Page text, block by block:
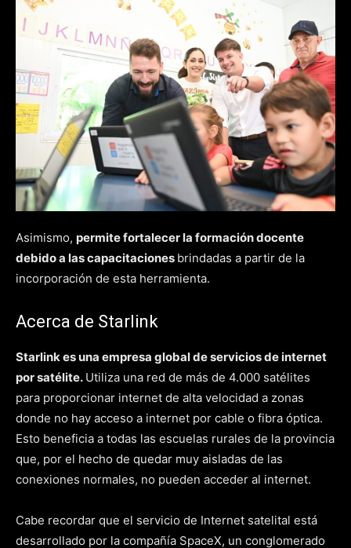
Asimismo, permite fortalecer la formación docente
debido a las capacitaciones brindadas a partir de la
incorporación de esta herramienta.
Acerca de Starlink
Starlink es una empresa global de servicios de internet
por satélite. Utiliza una red de más de 4.000 satélites
para proporcionar internet de alta velocidad a zonas
donde no hay acceso a internet por cable o fibra óptica.
Esto beneficia a todas las escuelas rurales de la provincia
que, por el hecho de quedar muy aisladas de las
conexiones normales, no pueden acceder al internet.
Cabe recordar que el servicio de Internet satelital está
desarrollado por la compañía SpaceX, un conglomerado